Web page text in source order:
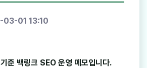
03-01 13:10
준 백링크 SEO 운영 메모입니다.